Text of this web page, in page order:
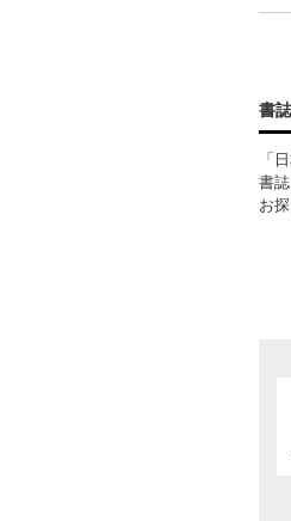
書
「
書
お